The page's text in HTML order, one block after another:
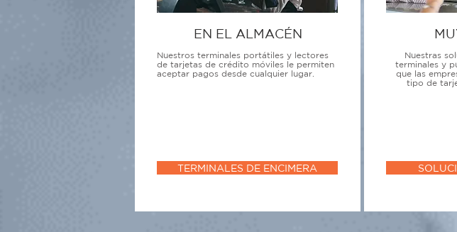
EN EL ALMACÉN
Nuestros terminales portátiles y lectores
de tarjetas de crédito móviles le permiten
aceptar pagos desde cualquier lugar.
TERMINALES DE ENCIMERA
Nuestras
terminales y
que las
tipo de